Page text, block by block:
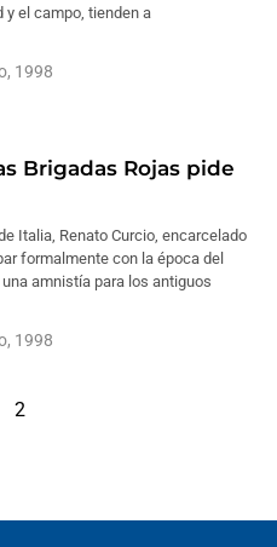
y el campo, tienden a
1998
Brigadas Rojas pide
Italia, Renato Curcio, encarcelado
formalmente con la época del
amnistía para los antiguos
1998
2